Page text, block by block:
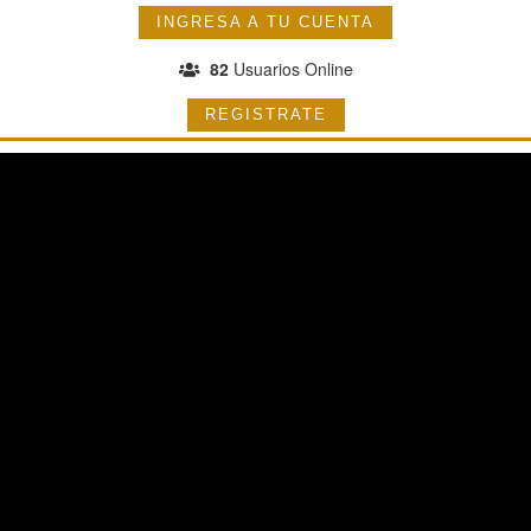
INGRESA A TU CUENTA
82Usuarios Online
REGISTRATE